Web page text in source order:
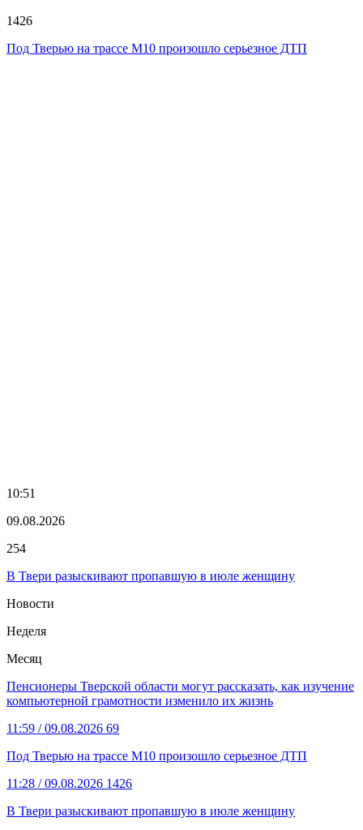
1426
Под Тверью на трассе М10 произошло серьезное ДТП
10:51
09.08.2026
254
В Твери разыскивают пропавшую в июле женщину
Новости
Неделя
Месяц
Пенсионеры Тверской области могут рассказать, как изучение
компьютерной грамотности изменило их жизнь
11:59 / 09.08.2026 69
Под Тверью на трассе М10 произошло серьезное ДТП
11:28 / 09.08.2026 1426
В Твери разыскивают пропавшую в июле женщину